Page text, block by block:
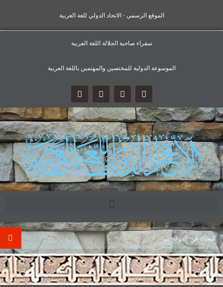
الموقع الرسمي - الاتحاد الدولي للغة العربية
سفراء صاحبة الجلالة اللغة العربية
الموسوعة الدولية للمختصين والمهتمين باللغة العربية
.